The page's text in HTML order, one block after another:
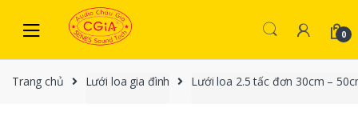
Skip to navigation
0
Trang chủ Lưới loa gia đình Lưới loa 2.5 tấc đơn 30cm –